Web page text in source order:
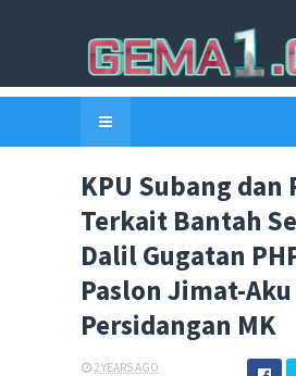
KPU Subang dan
Terkait Bantah
Dalil Gugatan
Paslon Jimat-
Persidangan MK
2 YEARS AGO